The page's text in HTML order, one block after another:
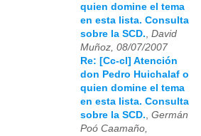
quien domine el tema
en esta lista. Consulta
sobre la SCD., David
Muñoz, 08/07/2007
Re: [Cc-cl] Atención
don Pedro Huichalaf o
quien domine el tema
en esta lista. Consulta
sobre la SCD., Germán
Poó Caamaño,